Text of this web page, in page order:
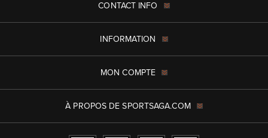
CONTACT INFO
INFORMATION
MON COMPTE
À PROPOS DE SPORTSAGA.COM